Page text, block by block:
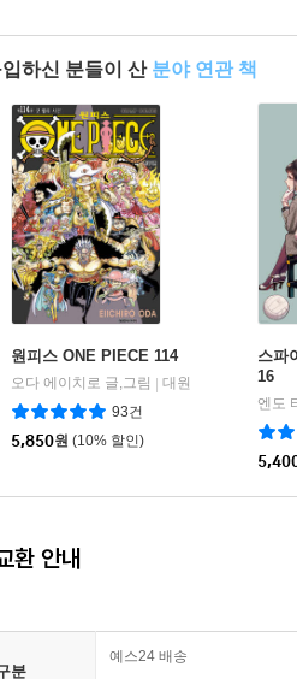
하신 분들이 산 분야 연관 책
원피스 ONE PIECE 114
오다 에이치로 글,그림
대원
93건
5,850원 (10% 할인)
스파
16
엔도
환 안내
분
예스24 배송